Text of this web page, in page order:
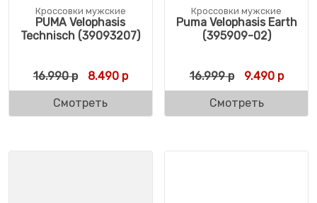
Кроссовки мужские
PUMA Velophasis
Technisch (39093207)
16.990р Первоначальная цена составляла 16.990
8.490рТекущая цена: 8.490 р.
Смотреть
Кроссовки мужские
Puma Velophasis Earth
(395909-02)
16.999р 9.490р
Смотреть